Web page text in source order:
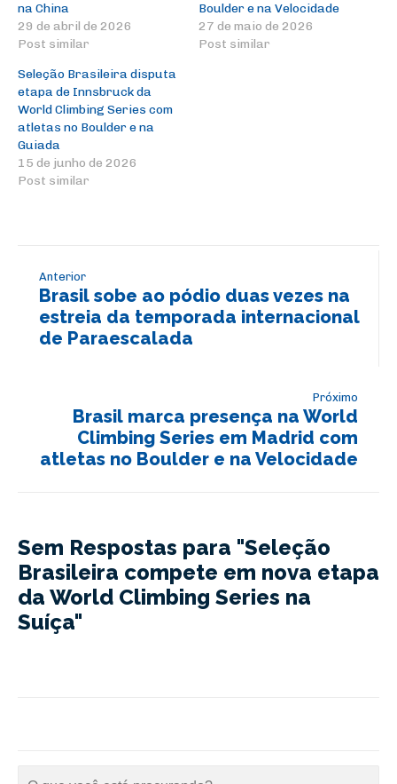
na China
29 de abril de 2026
Post similar
Boulder e na Velocidade
27 de maio de 2026
Post similar
Seleção Brasileira disputa
etapa de Innsbruck da
World Climbing Series com
atletas no Boulder e na
Guiada
15 de junho de 2026
Post similar
Anterior
Brasil sobe ao pódio duas vezes na
estreia da temporada internacional
de Paraescalada
Próximo
Brasil marca presença na World
Climbing Series em Madrid com
atletas no Boulder e na Velocidade
Sem Respostas para "Seleção
Brasileira compete em nova etapa
da World Climbing Series na
Suíça"